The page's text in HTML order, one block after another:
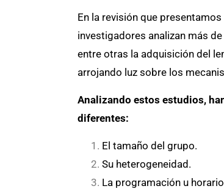
En la revisión que
investigadores analizan más
entre otras la adquisición del
arrojando luz sobre los
Analizando estos estudios,
diferentes:
El tamaño del grupo.
Su heterogeneidad.
La programación u